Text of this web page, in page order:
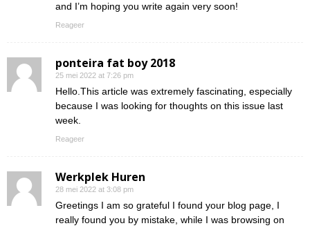
and I’m hoping you write again very soon!
Reageer
ponteira fat boy 2018
25 mei 2022 at 7:26 pm
Hello.This article was extremely fascinating, especially
because I was looking for thoughts on this issue last
week.
Reageer
Werkplek Huren
28 mei 2022 at 3:08 pm
Greetings I am so grateful I found your blog page, I
really found you by mistake, while I was browsing on